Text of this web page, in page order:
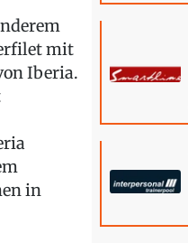
mit
Iberia.
in